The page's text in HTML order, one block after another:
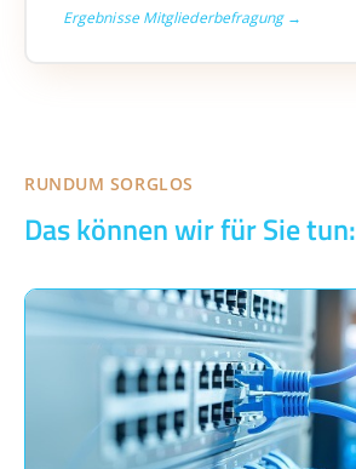
Ergebnisse Mitgliederbefragung →
RUNDUM SORGLOS
Das können wir für Sie tun: